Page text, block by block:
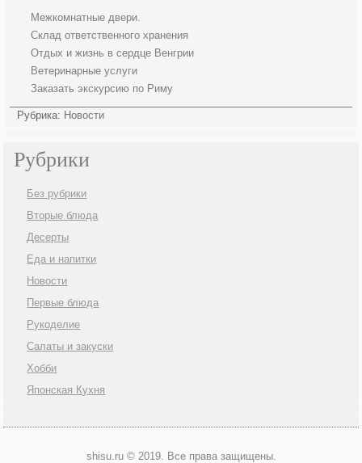
Межкомнатные двери.
Склад ответственного хранения
Отдых и жизнь в сердце Венгрии
Ветеринарные услуги
Заказать экскурсию по Риму
Рубрика: Новости
Рубрики
Без рубрики
Вторые блюда
Десерты
Еда и напитки
Новости
Первые блюда
Рукоделие
Салаты и закуски
Хобби
Японская Кухня
shisu.ru © 2019. Все права защищены.